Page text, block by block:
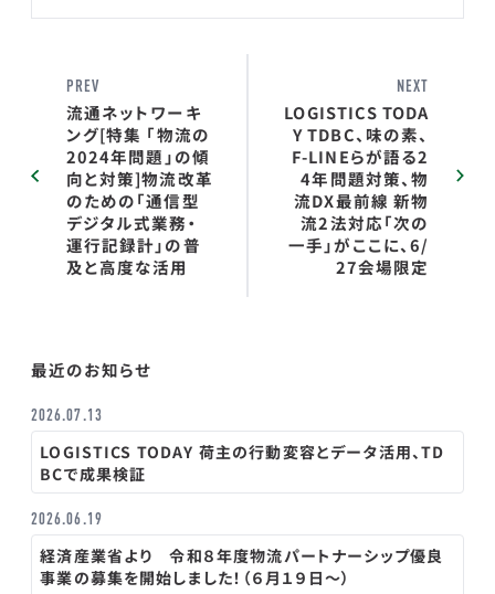
PREV
流通ネットワーキ
ング[特集 「物流の
2024年問題」の傾
向と対策]物流改革
のための「通信型
デジタル式業務・
運行記録計」の普
及と高度な活用
NEXT
LOGISTICS TODA
Y TDBC、味の素、
F-LINEらが語る2
4年問題対策、物
流DX最前線 新物
流2法対応「次の
一手」がここに、6/
27会場限定
最近のお知らせ
2026.07.13
LOGISTICS TODAY 荷主の行動変容とデータ活用、TD
BCで成果検証
2026.06.19
経済産業省より 令和８年度物流パートナーシップ優良
事業の募集を開始しました！（６月１９日～）